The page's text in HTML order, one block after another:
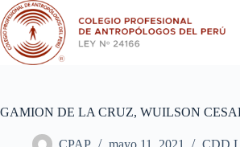
Saltar
al
contenido
GAMION DE LA CRUZ, WUILSON